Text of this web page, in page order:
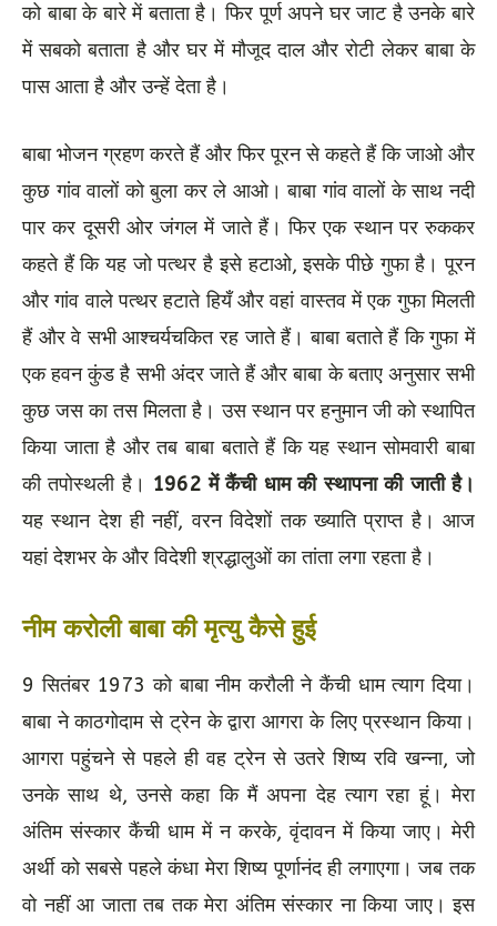
को बाबा के बारे में बताता है। फिर पूर्ण अपने घर जाट है उनके बारे
में सबको बताता है और घर में मौजूद दाल और रोटी लेकर बाबा के
पास आता है और उन्हें देता है।
बाबा भोजन ग्रहण करते हैं और फिर पूरन से कहते हैं कि जाओ और
कुछ गांव वालों को बुला कर ले आओ। बाबा गांव वालों के साथ नदी
पार कर दूसरी ओर जंगल में जाते हैं। फिर एक स्थान पर रुककर
कहते हैं कि यह जो पत्थर है इसे हटाओ, इसके पीछे गुफा है। पूरन
और गांव वाले पत्थर हटाते हियँ और वहां वास्तव में एक गुफा मिलती
हैं और वे सभी आश्चर्यचकित रह जाते हैं। बाबा बताते हैं कि गुफा में
एक हवन कुंड है सभी अंदर जाते हैं और बाबा के बताए अनुसार सभी
कुछ जस का तस मिलता है। उस स्थान पर हनुमान जी को स्थापित
किया जाता है और तब बाबा बताते हैं कि यह स्थान सोमवारी बाबा
की तपोस्थली है। 1962 में कैंची धाम की स्थापना की जाती है।
यह स्थान देश ही नहीं, वरन विदेशों तक ख्याति प्राप्त है। आज
यहां देशभर के और विदेशी श्रद्धालुओं का तांता लगा रहता है।
नीम करोली बाबा की मृत्यु कैसे हुई
9 सितंबर 1973 को बाबा नीम करौली ने कैंची धाम त्याग दिया।
बाबा ने काठगोदाम से ट्रेन के द्वारा आगरा के लिए प्रस्थान किया।
आगरा पहुंचने से पहले ही वह ट्रेन से उतरे शिष्य रवि खन्ना, जो
उनके साथ थे, उनसे कहा कि मैं अपना देह त्याग रहा हूं। मेरा
अंतिम संस्कार कैंची धाम में न करके, वृंदावन में किया जाए। मेरी
अर्थी को सबसे पहले कंधा मेरा शिष्य पूर्णानंद ही लगाएगा। जब तक
वो नहीं आ जाता तब तक मेरा अंतिम संस्कार ना किया जाए। इस